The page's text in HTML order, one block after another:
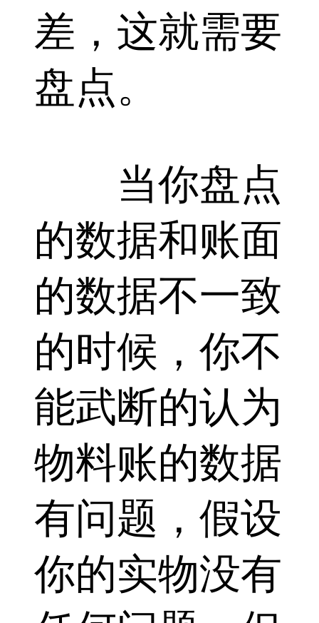
差，这就需要
盘点。
当你盘点
的数据和账面
的数据不一致
的时候，你不
能武断的认为
物料账的数据
有问题，假设
你的实物没有